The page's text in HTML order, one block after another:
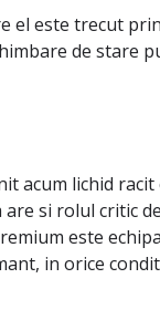
este trecut
de stare
acum lichid
si rolul critic
este
in orice